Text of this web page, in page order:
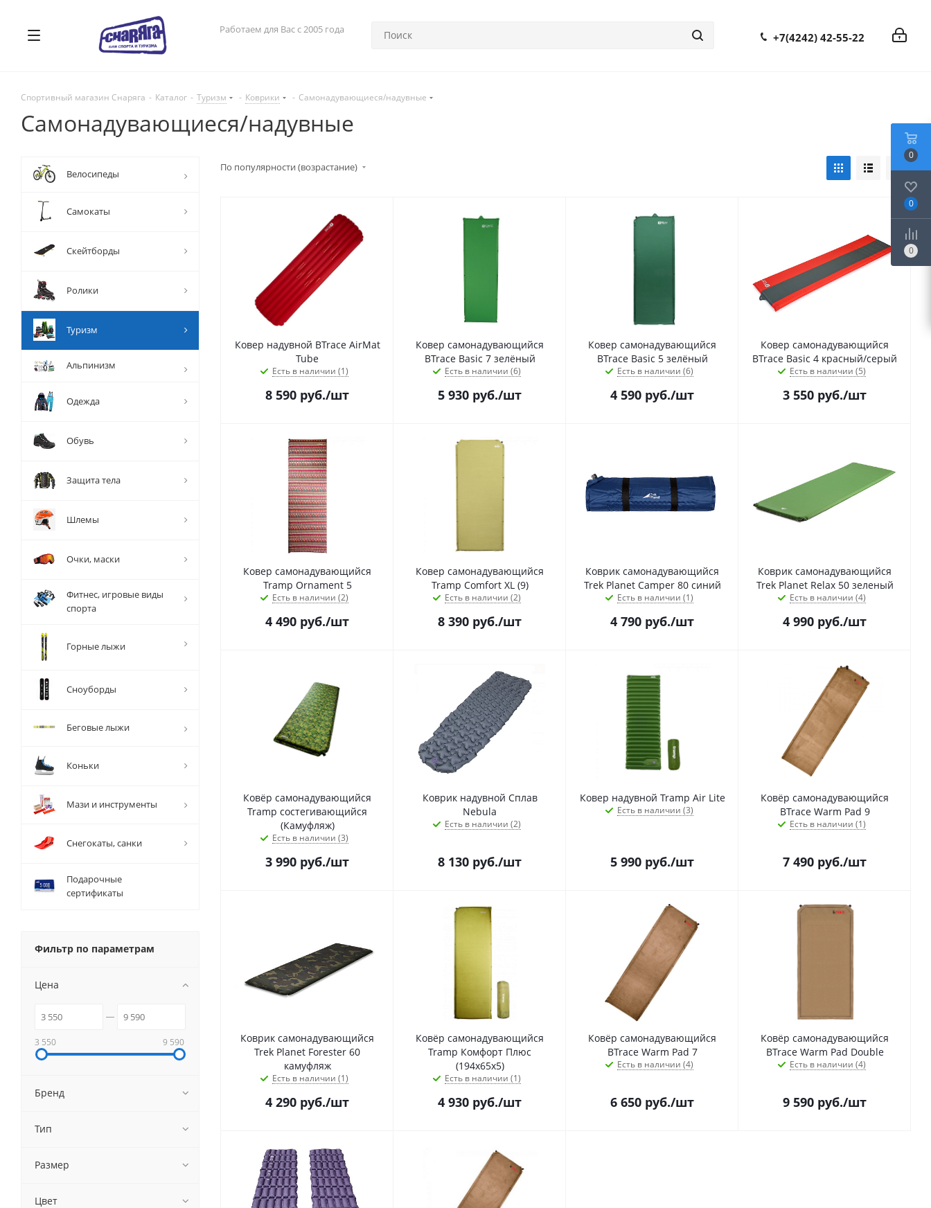
Работаем для Вас с 2005 года
+7(4242) 42-55-22
Спортивный магазин Снаряга - Каталог - Туризм - Коврики - Самонадувающиеся/надувные
Самонадувающиеся/надувные
По популярности (возрастание)
Ковер надувной BTrace AirMat
Tube
Есть в наличии (1)
8 590 руб./шт
Ковер самонадувающийся
BTrace Basic 7 зелёный
Есть в наличии (6)
5 930 руб./шт
Ковер самонадувающийся
BTrace Basic 5 зелёный
Есть в наличии (6)
4 590 руб./шт
Ковер самонадувающийся
BTrace Basic 4 красный/серый
Есть в наличии (5)
3 550 руб./шт
Ковер самонадувающийся
Tramp Ornament 5
Есть в наличии (2)
4 490 руб./шт
Ковер самонадувающийся
Tramp Comfort XL (9)
Есть в наличии (2)
8 390 руб./шт
Коврик самонадувающийся
Trek Planet Camper 80 синий
Есть в наличии (1)
4 790 руб./шт
Коврик самонадувающийся
Trek Planet Relax 50 зеленый
Есть в наличии (4)
4 990 руб./шт
Ковёр самонадувающийся
Tramp состегивающийся
(Камуфляж)
Есть в наличии (3)
3 990 руб./шт
Коврик надувной Сплав
Nebula
Есть в наличии (2)
8 130 руб./шт
Ковер надувной Tramp Air Lite
Есть в наличии (3)
5 990 руб./шт
Ковёр самонадувающийся
BTrace Warm Pad 9
Есть в наличии (1)
7 490 руб./шт
Коврик самонадувающийся
Trek Planet Forester 60
камуфляж
Есть в наличии (1)
4 290 руб./шт
Ковёр самонадувающийся
Tramp Комфорт Плюс
(194х65х5)
Есть в наличии (1)
4 930 руб./шт
Ковёр самонадувающийся
BTrace Warm Pad 7
Есть в наличии (4)
6 650 руб./шт
Ковёр самонадувающийся
BTrace Warm Pad Double
Есть в наличии (4)
9 590 руб./шт
Велосипеды
Самокаты
Скейтборды
Ролики
Туризм
Альпинизм
Одежда
Обувь
Защита тела
Шлемы
Очки, маски
Фитнес, игровые виды
спорта
Горные лыжи
Сноуборды
Беговые лыжи
Коньки
Мази и инструменты
Снегокаты, санки
Подарочные
сертификаты
Фильтр по параметрам
Цена
3 550 9 590
Бренд
Тип
Размер
Цвет
0
0
0